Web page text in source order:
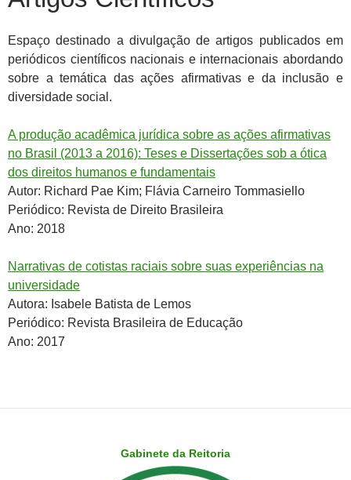
Espaço destinado a divulgação de artigos publicados em
periódicos científicos nacionais e internacionais abordando
sobre a temática das ações afirmativas e da inclusão e
diversidade social.
A produção acadêmica jurídica sobre as ações afirmativas
no Brasil (2013 a 2016): Teses e Dissertações sob a ótica
dos direitos humanos e fundamentais
Autor: Richard Pae Kim; Flávia Carneiro Tommasiello
Periódico: Revista de Direito Brasileira
Ano: 2018
Narrativas de cotistas raciais sobre suas experiências na
universidade
Autora: Isabele Batista de Lemos
Periódico: Revista Brasileira de Educação
Ano: 2017
Gabinete da Reitoria